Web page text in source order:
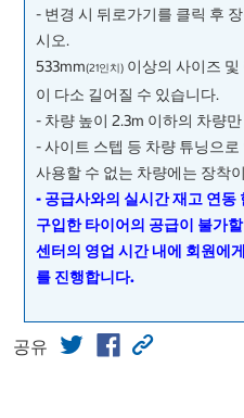
- 변경 시 뒤로가기를 클릭 후
시오.
533mm(21인치) 이상의 사이즈
이 다소 길어질 수 있습니다.
- 차량 높이 2.3m 이하의 차량
- 사이트 스텝 등 차량 튜닝으
사용할 수 없는 차량에는 장착
- 공급사와의 실시간 재고 연동
구입한 타이어의 공급이 불가
센터의 영업 시간 내에 회원에
를 진행합니다.
공유